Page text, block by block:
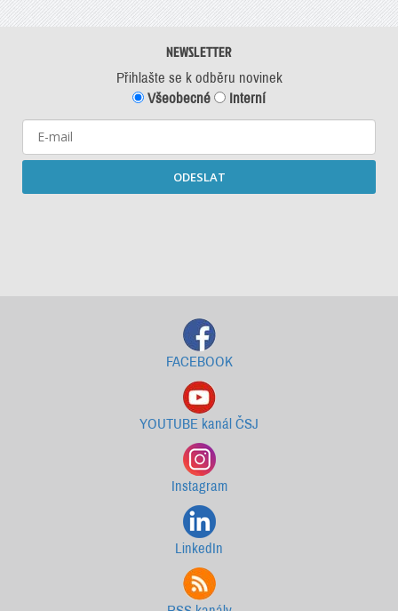
NEWSLETTER
Přihlašte se k odběru novinek
Všeobecné
Interní
ODESLAT
FACEBOOK
YOUTUBE kanál ČSJ
Instagram
LinkedIn